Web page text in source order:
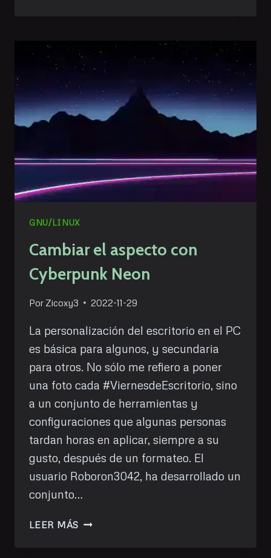
COLOR
GNU/LINUX
Cambiar el aspecto con
Cyberpunk Neon
Por Zicoxy3 2022-11-29
La personalización del escritorio en el PC
es básica para algunos, y secundaria
para otros. No sólo me refiero a poner
una foto cada #ViernesdeEscritorio, sino
a un conjunto de herramientas y
configuraciones que algunas personas
tardan horas en aplicar, siempre a su
gusto, después de un formateo. El
usuario Roboron3042, ha desarrollado un
conjunto…
LEER MÁS CAMBIAR